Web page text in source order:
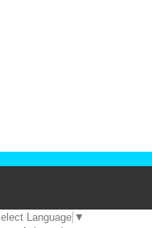
Language ▼